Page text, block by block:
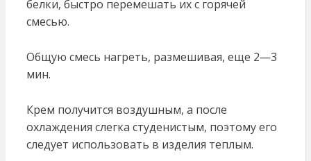
белки, быстро перемешать их с горячей
смесью.
Общую смесь нагреть, размешивая, еще 2—3
мин.
Крем получится воздушным, а после
охлаждения слегка студенистым, поэтому его
следует использовать в изделия теплым.